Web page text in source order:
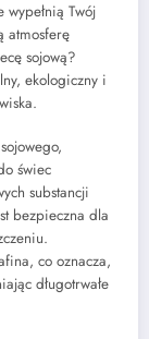
Twój
atmosferę
sojową?
ekologiczny i
świec
substancji
bezpieczna dla
co oznacza,
długotrwałe